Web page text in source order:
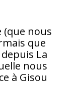
(que nous
que
La
nous
à Gisou